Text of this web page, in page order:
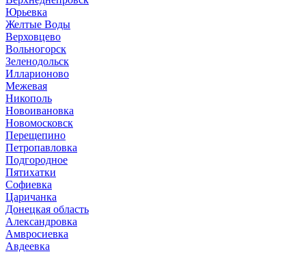
Юрьевка
Желтые Воды
Верховцево
Вольногорск
Зеленодольск
Илларионово
Межевая
Никополь
Новоивановка
Новомосковск
Перещепино
Петропавловка
Подгородное
Пятихатки
Софиевка
Царичанка
Донецкая область
Александровка
Амвросиевка
Авдеевка